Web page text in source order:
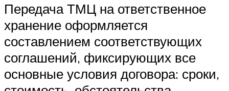
Передача ТМЦ на ответственное
хранение оформляется
составлением соответствующих
соглашений, фиксирующих все
основные условия договора: сроки,